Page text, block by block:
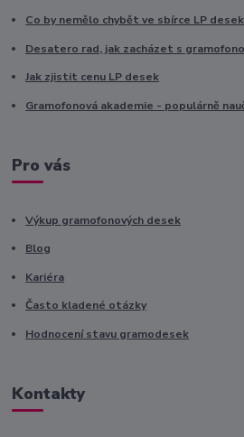
Co by nemělo chybět ve sbírce LP desek
Desatero rad, jak zacházet s
Jak zjistit cenu LP desek
Gramofonová akademie - populárně
Pro vás
Výkup gramofonových desek
Blog
Kariéra
Často kladené otázky
Hodnocení stavu gramodesek
Kontakty